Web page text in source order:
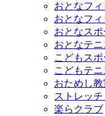
おとなフ
おとなフィ
おとなスポ
おとなテニ
こどもス
こどもテニ
おためし教
ストレッチ
楽らクラブ